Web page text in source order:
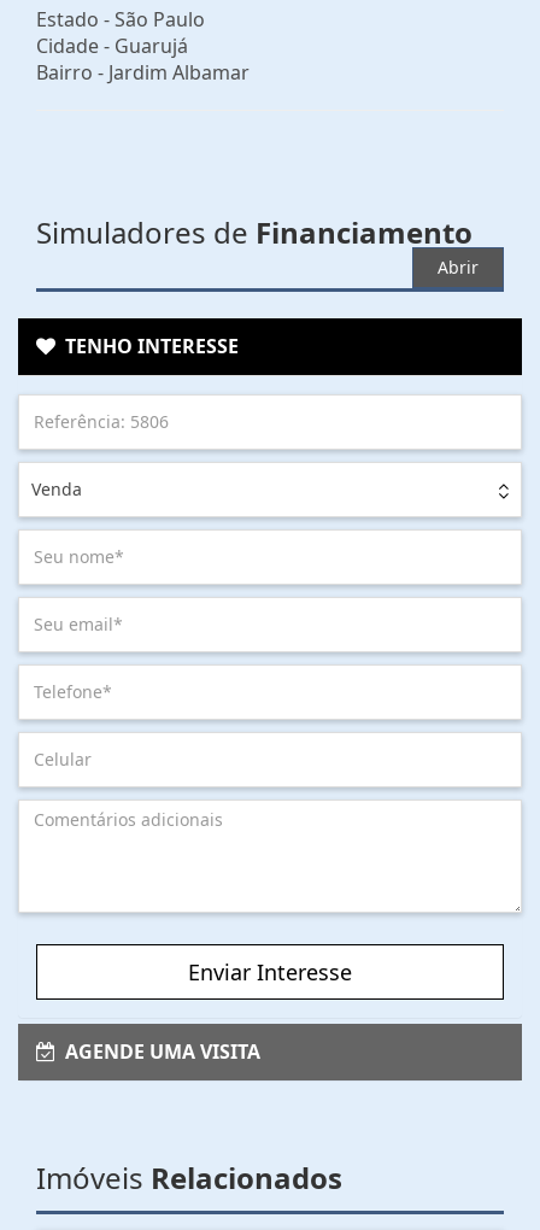
Estado -São Paulo
Cidade - Guarujá
Bairro - Jardim Albamar
Simuladores de Financiamento
Abrir
TENHO INTERESSE
Venda
Enviar Interesse
AGENDE UMA VISITA
Imóveis Relacionados